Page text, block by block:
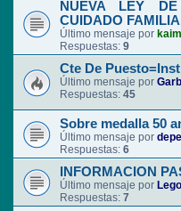
NUEVA LEY
CUIDADO
Último mensaje por
Respuestas: 9
Cte De
Último mensaje por
Respuestas: 45
Sobre medalla 50
Último mensaje por
Respuestas: 6
INFORMACION
Último mensaje por
Respuestas: 7